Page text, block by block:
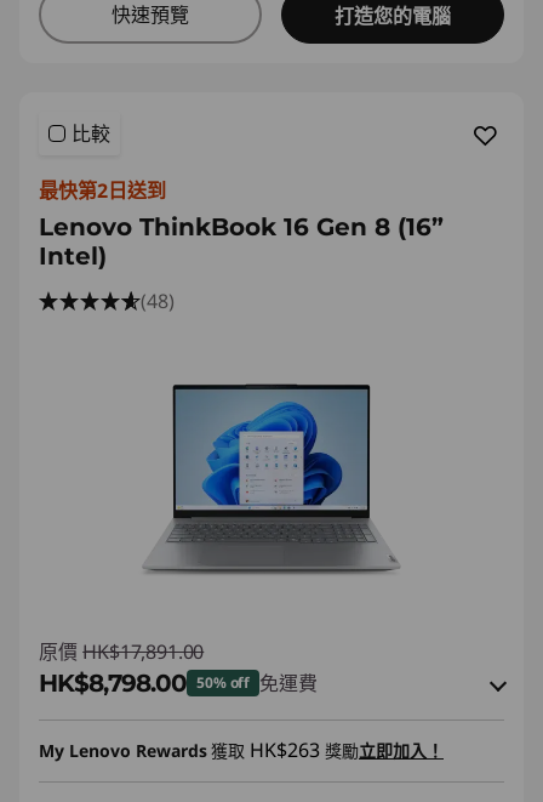
快速預覽 打造您的電腦
比較
最快第2日送到
Lenovo ThinkBook 16 Gen 8 (16”
Intel)
(48)
原價 HK$17,891.00
HK$8,798.00 50% off 免運費
即省 :-HK$8,731.00
My Lenovo Rewards獲取 HK$263 獎勵立即加入！